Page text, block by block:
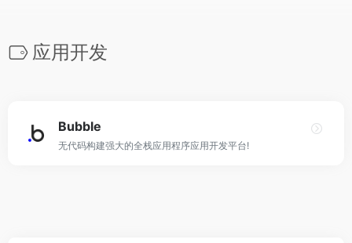
应用开发
Bubble
无代码构建强大的全栈应用程序应用开发平台!